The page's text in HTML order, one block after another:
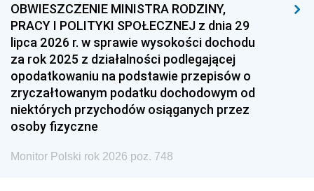
OBWIESZCZENIE MINISTRA RODZINY,
PRACY I POLITYKI SPOŁECZNEJ z dnia 29
lipca 2026 r. w sprawie wysokości dochodu
za rok 2025 z działalności podlegającej
opodatkowaniu na podstawie przepisów o
zryczałtowanym podatku dochodowym od
niektórych przychodów osiąganych przez
osoby fizyczne
Monitor Polski rok 2026 poz. 748